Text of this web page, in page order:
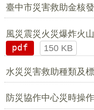
臺中市災害救助金核
風災震災火災爆炸火
pdf
150 KB
水災災害救助種類及
防災協作中心災時操